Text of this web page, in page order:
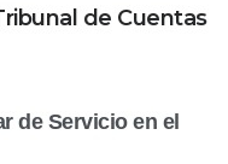
de Cuentas
de Servicio en el